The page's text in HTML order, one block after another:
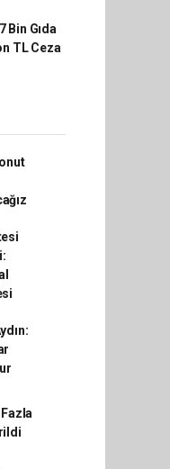
Bin Gıda
TL Ceza